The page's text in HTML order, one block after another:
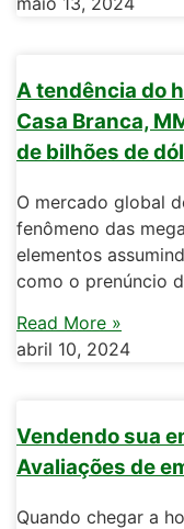
A tendência do
Casa Branca,
de bilhões de
O mercado global
fenômeno das
elementos
como o prenúncio
Read More »
abril 10, 2024
Vendendo sua
Avaliações de
Quando chegar a